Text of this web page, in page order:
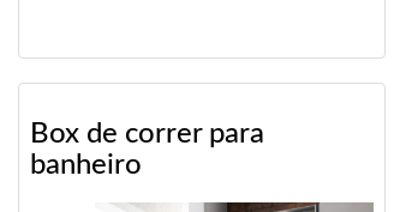
Box de correr para
banheiro